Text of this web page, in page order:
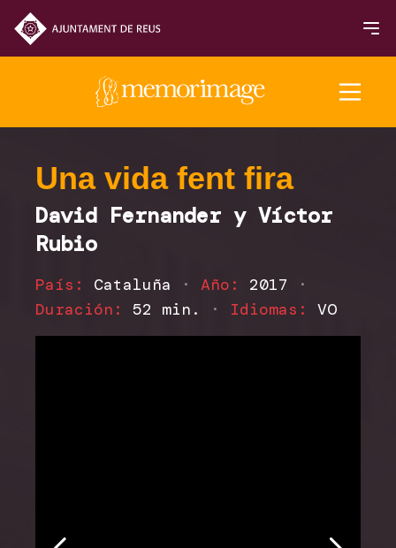
Edición 2025
PELÍCULAS
Programación 2025
Una vida fent fira
David Fernander y Víctor
Rubio
País: Cataluña · Año: 2017
·
Duración:
52 min. · Idiomas: VO